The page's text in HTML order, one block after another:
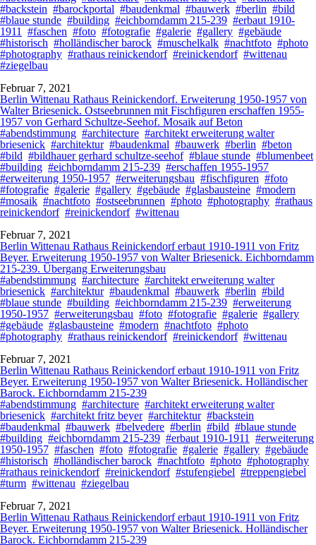
#backstein #barockportal #baudenkmal #bauwerk #berlin #bild
#blaue stunde #building #eichborndamm 215-239 #erbaut 1910-
1911
#faschen #foto #fotografie #galerie #gallery #gebäude
#historisch #holländischer barock #muschelkalk #nachtfoto #photo
#photography #rathaus reinickendorf #reinickendorf #wittenau
#ziegelbau
Februar 7, 2021
Berlin Wittenau Rathaus Reinickendorf. Erweiterung 1950-1957 von
Walter Briesenick. Ostseebrunnen mit Fischfiguren erschaffen 1955-
1957 von Gerhard Schultze-Seehof. Mosaik auf Beton
#abendstimmung #architecture #architekt erweiterung walter
briesenick #architektur #baudenkmal #bauwerk #berlin #beton
#bild #bildhauer gerhard schultze-seehof #blaue stunde #blumenbeet
#building #eichborndamm 215-239 #erschaffen 1955-1957
#erweiterung 1950-1957 #erweiterungsbau #fischfiguren #foto
#fotografie #galerie #gallery #gebäude #glasbausteine #modern
#mosaik #nachtfoto #ostseebrunnen #photo #photography #rathaus
reinickendorf #reinickendorf #wittenau
Februar 7, 2021
Berlin Wittenau Rathaus Reinickendorf erbaut 1910-1911 von Fritz
Beyer. Erweiterung 1950-1957 von Walter Briesenick. Eichborndamm
215-239. Übergang Erweiterungsbau
#abendstimmung #architecture #architekt erweiterung walter
briesenick #architektur #baudenkmal #bauwerk #berlin #bild
#blaue stunde #building #eichborndamm 215-239 #erweiterung
1950-1957 #erweiterungsbau #foto #fotografie #galerie #gallery
#gebäude #glasbausteine #modern #nachtfoto #photo
#photography #rathaus reinickendorf #reinickendorf #wittenau
Februar 7, 2021
Berlin Wittenau Rathaus Reinickendorf erbaut 1910-1911 von Fritz
Beyer. Erweiterung 1950-1957 von Walter Briesenick. Holländischer
Barock. Eichborndamm 215-239
#abendstimmung #architecture #architekt erweiterung walter
briesenick #architekt fritz beyer #architektur #backstein
#baudenkmal #bauwerk #belvedere #berlin #bild #blaue stunde
#building #eichborndamm 215-239 #erbaut 1910-1911
#erweiterung
1950-1957 #faschen #foto #fotografie #galerie #gallery #gebäude
#historisch #holländischer barock #nachtfoto #photo #photography
#rathaus reinickendorf #reinickendorf #stufengiebel #treppengiebel
#turm #wittenau #ziegelbau
Februar 7, 2021
Berlin Wittenau Rathaus Reinickendorf erbaut 1910-1911 von Fritz
Beyer. Erweiterung 1950-1957 von Walter Briesenick. Holländischer
Barock. Eichborndamm 215-239